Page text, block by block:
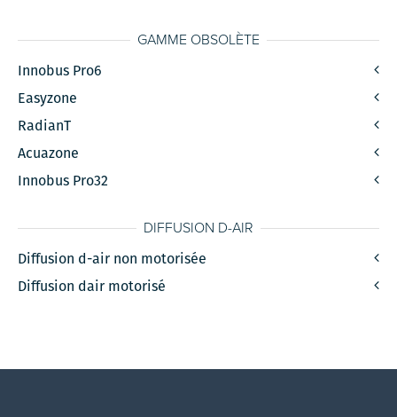
GAMME OBSOLÈTE
Innobus Pro6
Easyzone
RadianT
Acuazone
Innobus Pro32
DIFFUSION D-AIR
Diffusion d-air non motorisée
Diffusion dair motorisé